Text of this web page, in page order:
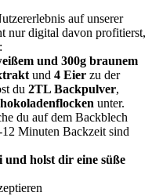
auf unserer
nur digital davon profitierst,
und 300g braunem
und 4 Eier zu der
du 2TL Backpulver,
unter.
du auf dem Backblech
Minuten Backzeit sind
holst dir eine süße